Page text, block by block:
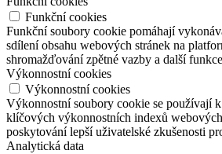
Funkční cookies
Funkční soubory cookie pomáhají
sdílení obsahu webových stránek na
shromažďování zpětné vazby a další
Výkonnostní cookies
Výkonnostní cookies
Výkonnostní soubory cookie se používají
klíčových výkonnostních indexů
poskytování lepší uživatelské zkušenosti
Analytická data